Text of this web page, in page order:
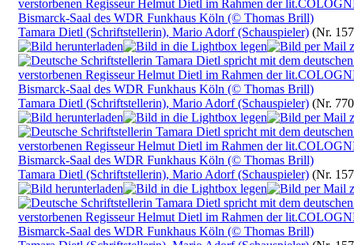
Tamara Dietl (Schriftstellerin), Mario Adorf (Schauspieler) (Nr.
Tamara Dietl (Schriftstellerin), Mario Adorf (Schauspieler) (Nr.
Tamara Dietl (Schriftstellerin), Mario Adorf (Schauspieler) (Nr.